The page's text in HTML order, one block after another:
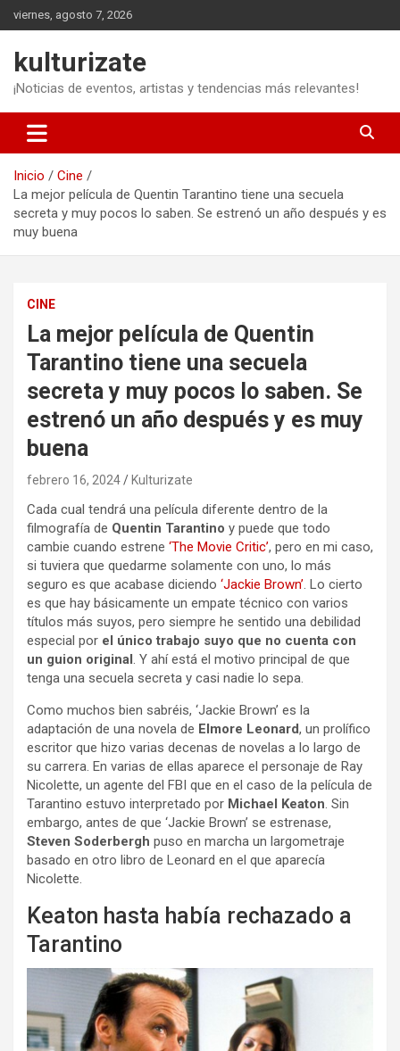
Saltar
al
viernes, agosto 7, 2026
kulturizate
¡Noticias de eventos, artistas y tendencias más relevantes!
Inicio
Cine
La mejor película de Quentin Tarantino tiene una secuela
secreta y muy pocos lo saben. Se estrenó un año después y es
muy buena
CINE
La mejor película de Quentin
Tarantino tiene una secuela
secreta y muy pocos lo saben. Se
estrenó un año después y es muy
buena
febrero 16, 2024 Kulturizate
Cada cual tendrá una película diferente dentro de la
filmografía de Quentin Tarantino y puede que todo
cambie cuando estrene ‘The Movie Critic’, pero en mi caso,
si tuviera que quedarme solamente con uno, lo más
seguro es que acabase diciendo ‘Jackie Brown’. Lo cierto
es que hay básicamente un empate técnico con varios
títulos más suyos, pero siempre he sentido una debilidad
especial por el único trabajo suyo que no cuenta con
un guion original. Y ahí está el motivo principal de que
tenga una secuela secreta y casi nadie lo sepa.
Como muchos bien sabréis, ‘Jackie Brown’ es la
adaptación de una novela de Elmore Leonard, un prolífico
escritor que hizo varias decenas de novelas a lo largo de
su carrera. En varias de ellas aparece el personaje de Ray
Nicolette, un agente del FBI que en el caso de la película de
Tarantino estuvo interpretado por Michael Keaton. Sin
embargo, antes de que ‘Jackie Brown’ se estrenase,
Steven Soderbergh puso en marcha un largometraje
basado en otro libro de Leonard en el que aparecía
Nicolette.
Keaton hasta había rechazado a
Tarantino